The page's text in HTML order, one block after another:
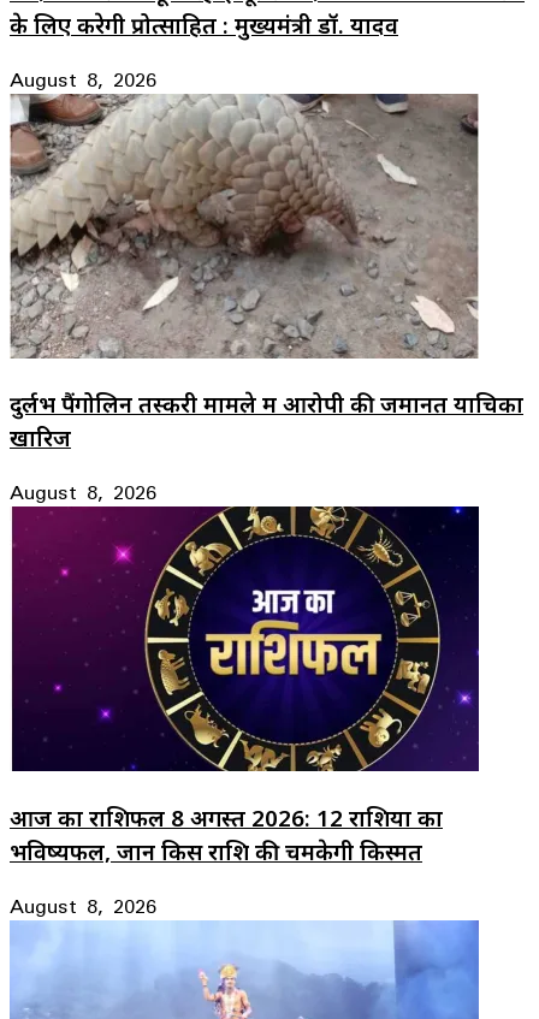
के लिए करेगी प्रोत्साहित : मुख्यमंत्री डॉ. यादव
August 8, 2026
दुर्लभ पैंगोलिन तस्करी मामले में आरोपी की जमानत याचिका
खारिज
August 8, 2026
आज का राशिफल 8 अगस्त 2026: 12 राशियों का
भविष्यफल, जानें किस राशि की चमकेगी किस्मत
August 8, 2026